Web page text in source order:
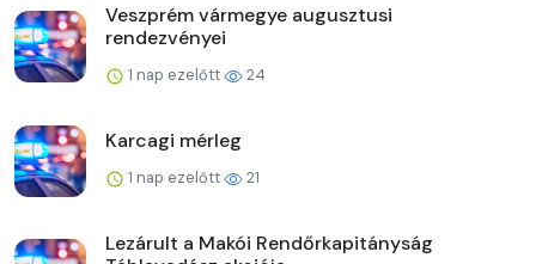
Veszprém vármegye augusztusi
rendezvényei
1 nap ezelőtt 24
Karcagi mérleg
1 nap ezelőtt 21
Lezárult a Makói Rendőrkapitányság